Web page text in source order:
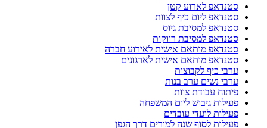
סטנדאפ לארוע קטן
סטנדאפ ליום כיף לצוות
סטנדאפ למסיבת גיוס
סטנדאפ למסיבת רווקות
סטנדאפ מותאם אישית לאירוע חברה
סטנדאפ מותאם אישית לארגונים
ערבי כיף לקבוצות
ערבי נשים ערב בנות
פיתוח עבודת צוות
פעילות גיבוש ליום המשפחה
פעילות לועדי עובדים
פעילות לסוף שנה למורים דרך הגפן